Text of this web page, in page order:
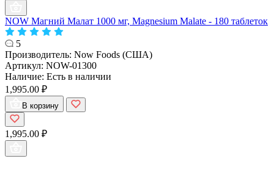
NOW Магний Малат 1000 мг, Magnesium Malate - 180 таблеток
5
Производитель: Now Foods (США)
Артикул: NOW-01300
Наличие: Есть в наличии
1,995.00 ₽
В корзину
1,995.00 ₽